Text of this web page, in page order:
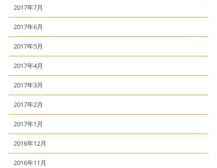
2017年7月
2017年6月
2017年5月
2017年4月
2017年3月
2017年2月
2017年1月
2016年12月
2016年11月